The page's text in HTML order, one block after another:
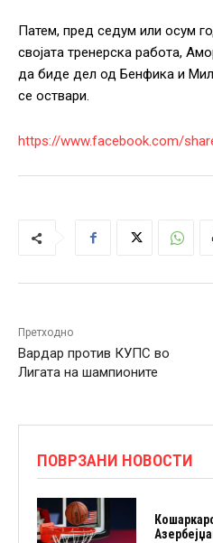
Патем, пред седум или осум
својата тренерска работа,
да биде дел од Бенфика и
се оствари.
https://www.facebook.com/
Претходно
Вардар против КУПС во
Лигата на шампионите
ПОВРЗАНИ НОВОСТИ